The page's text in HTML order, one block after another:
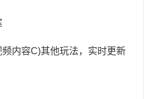
内容C)其他玩法，实时更新